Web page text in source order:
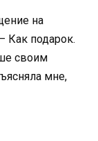
на
Как подарок.
своим
мне,